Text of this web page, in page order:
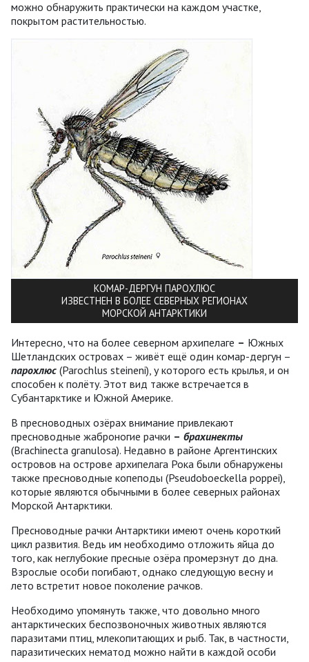
можно обнаружить практически на каждом участке,
покрытом растительностью.
КОМАР-ДЕРГУН ПАРОХЛЮС
ИЗВЕСТНЕН В БОЛЕЕ СЕВЕРНЫХ РЕГИОНАХ
МОРСКОЙ АНТАРКТИКИ
Интересно, что на более северном архипелаге – Южных
Шетландских островах – живёт ещё один комар-дергун –
парохлюс (Parochlus steineni), у которого есть крылья, и он
способен к полёту. Этот вид также встречается в
Субантарктике и Южной Америке.
В пресноводных озёрах внимание привлекают
пресноводные жаброногие рачки – брахинекты
(Brachinecta granulosa). Недавно в районе Аргентинских
островов на острове архипелага Рока были обнаружены
также пресноводные копеподы (Pseudoboeckella poppei),
которые являются обычными в более северных районах
Морской Антарктики.
Пресноводные рачки Антарктики имеют очень короткий
цикл развития. Ведь им необходимо отложить яйца до
того, как неглубокие пресные озёра промерзнут до дна.
Взрослые особи погибают, однако следующую весну и
лето встретит новое поколение рачков.
Необходимо упомянуть также, что довольно много
антарктических беспозвоночных животных являются
паразитами птиц, млекопитающих и рыб. Так, в частности,
паразитических нематод можно найти в каждой особи